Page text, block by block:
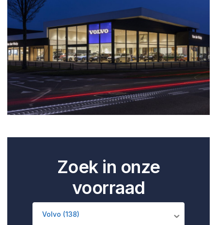
Zoek in onze
voorraad
Volvo (138)